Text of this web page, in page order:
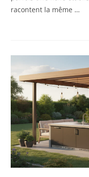
racontent la même …